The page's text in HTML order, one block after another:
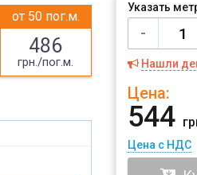
от 50 пог.м.
486
грн./пог.м.
Указать
-
Нашли
Цена:
544
Цена с НДС